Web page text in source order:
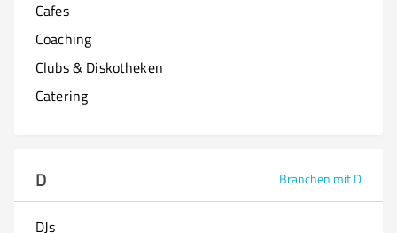
Cafes
Coaching
Clubs & Diskotheken
Catering
D Branchen mit D
DJs